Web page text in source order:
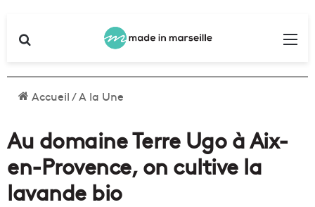
Accueil/A la Une
Au domaine Terre Ugo à Aix-
en-Provence, on cultive la
lavande bio